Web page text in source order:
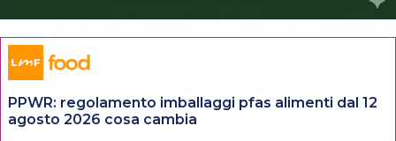
PPWR: regolamento imballaggi pfas alimenti dal 12
agosto 2026 cosa cambia